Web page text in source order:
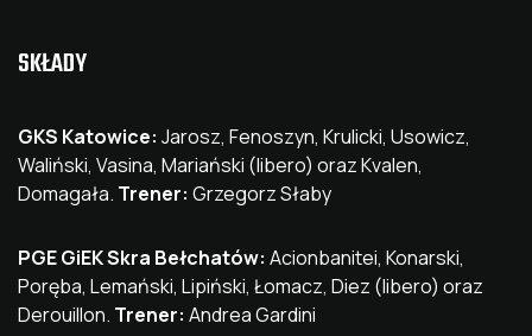
SKŁADY
GKS Katowice: Jarosz, Fenoszyn, Krulicki, Usowicz,
Waliński, Vasina, Mariański (libero) oraz Kvalen,
Domagała. Trener: Grzegorz Słaby
PGE GiEK Skra Bełchatów: Acionbanitei, Konarski,
Poręba, Lemański, Lipiński, Łomacz, Diez (libero) oraz
Derouillon. Trener: Andrea Gardini